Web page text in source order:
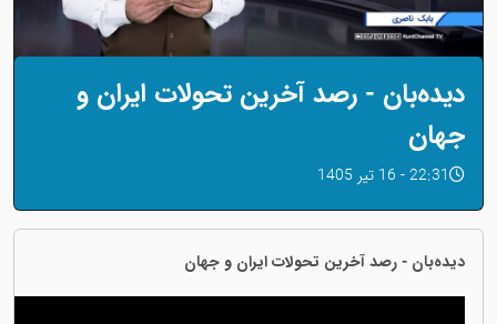
دیدەبان - رصد آخرین تحولات ایران و
جهان
22:31 - 16 تیر 1405
دیدەبان - رصد آخرین تحولات ایران و جهان